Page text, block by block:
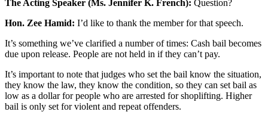
The Acting Speaker (Ms. Jennifer K. French): Question?
Hon. Zee Hamid: I’d like to thank the member for that speech.
It’s something we’ve clarified a number of times: Cash bail becomes
due upon release. People are not held in if they can’t pay.
It’s important to note that judges who set the bail know the situation,
they know the law, they know the condition, so they can set bail as
low as a dollar for people who are arrested for shoplifting. Higher
bail is only set for violent and repeat offenders.